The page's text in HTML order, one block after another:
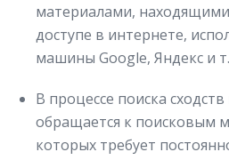
материалами,
доступе в интернете,
машины Google, Яндекс и
В процессе поиска
обращается к поисковым
которых требует